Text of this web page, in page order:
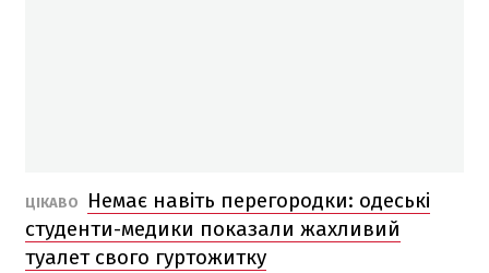
ЦІКАВО
Немає навіть перегородки: одеські
студенти-медики показали жахливий
туалет свого гуртожитку